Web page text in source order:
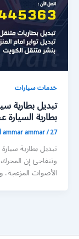
خدمات سيارات
بطارية
ammar ammar/27 أبريل، 2020
تبديل بطارية
وتتفاجئ إن
الأصوات